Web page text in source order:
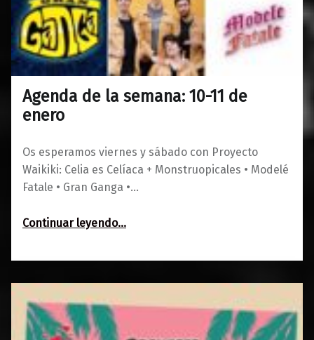
Agenda de la semana: 10-11 de
enero
Os esperamos viernes y sábado con Proyecto
Waikiki: Celia es Celíaca + Monstruopicales • Modelé
Fatale • Gran Ganga •…
Continuar leyendo“Agenda de la semana: 10-11 de enero”
…
08/01/20200
Maravillas